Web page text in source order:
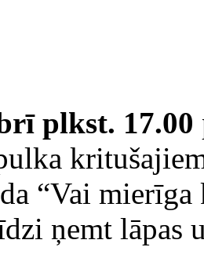
plkst. 17.00
“Vai
ņemt lāpas